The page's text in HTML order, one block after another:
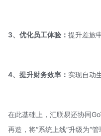
3、优化员工体验： 提升差旅
4、提升财务效率： 实现自动
在此基础上，汇联易还协同
再造，将“系统上线”升级为“管